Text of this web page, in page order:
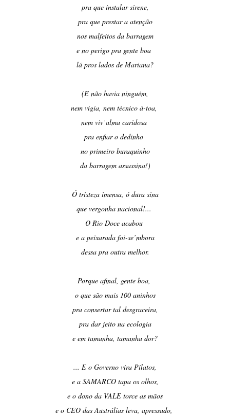
pra que instalar sirene,
pra que prestar a atenção
nos malfeitos da barragem
e no perigo pra gente boa
lá pros lados de Mariana?
(E não havia ninguém,
nem vigia, nem técnico à-toa,
nem viv’alma caridosa
pra enfiar o dedinho
no primeiro buraquinho
da barragem assassina!)
Ó tristeza imensa, ó dura sina
que vergonha nacional!...
O Rio Doce acabou
e a peixarada foi-se’mbora
dessa pra outra melhor.
Porque afinal, gente boa,
o que são mais 100 aninhos
pra consertar tal desgraceira,
pra dar jeito na ecologia
e em tamanha, tamanha dor?
... E o Governo vira Pilatos,
e a SAMARCO tapa os olhos,
e o dono da VALE torce as mãos
e o CEO das Austrálias leva, apressado,